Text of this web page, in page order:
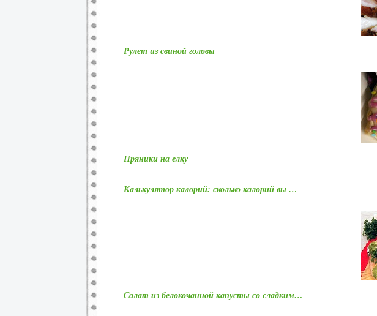
Рулет из свиной головы
Пряники на елку
Калькулятор калорий: сколько калорий вы …
Салат из белокочанной капусты со сладким…